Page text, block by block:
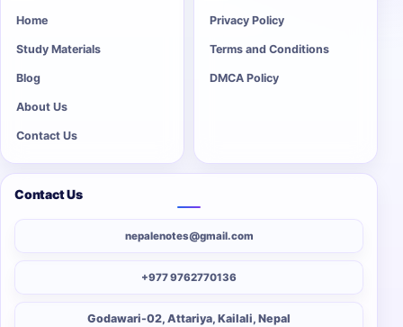
Home
Study Materials
Blog
About Us
Contact Us
Privacy Policy
Terms and Conditions
DMCA Policy
Contact Us
nepalenotes@gmail.com
+977 9762770136
Godawari-02, Attariya, Kailali, Nepal